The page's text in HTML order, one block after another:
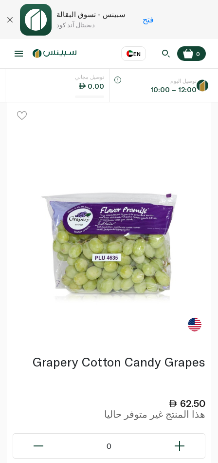
سبينس - تسوق البقالة
ديجيتال آند كود
فتح
EN
اللغة عر
0
توصيل مجاني
0.00
توصيل اليوم
10:00 – 12:00
Grapery Cotton Candy Grapes
62.50
هذا المنتج غير متوفر حاليا
0